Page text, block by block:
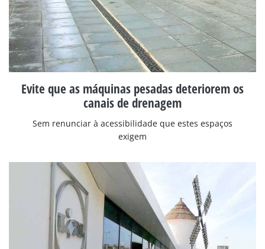
Evite que as máquinas pesadas deteriorem os
canais de drenagem
Sem renunciar à acessibilidade que estes espaços
exigem